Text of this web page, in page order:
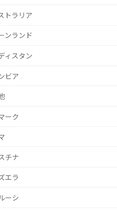
トラリア
ンランド
ィスタン
ビア
ーク
チナ
エラ
ーシ